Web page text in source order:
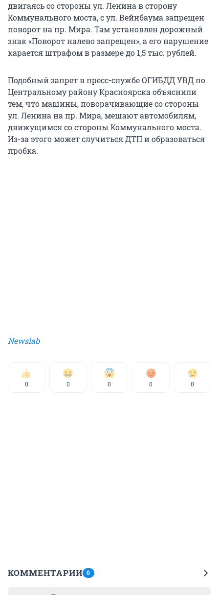
двигаясь со стороны ул. Ленина в сторону
Коммунального моста, с ул. Вейнбаума запрещен
поворот на пр. Мира. Там установлен дорожный
знак «Поворот налево запрещен», а его нарушение
карается штрафом в размере до 1,5 тыс. рублей.
Подобный запрет в пресс-службе ОГИБДД УВД по
Центральному району Красноярска объяснили
тем, что машины, поворачивающие со стороны
ул. Ленина на пр. Мира, мешают автомобилям,
движущимся со стороны Коммунального моста.
Из-за этого может случиться ДТП и образоваться
пробка.
Newslab
0 0 0 0 0
КОММЕНТАРИИ 0